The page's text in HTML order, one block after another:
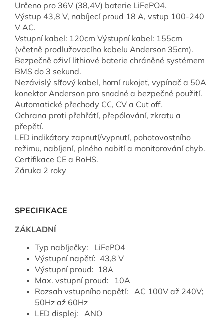
Určeno pro 36V (38,4V) baterie LiFePO4.
Výstup 43,8 V, nabíjecí proud 18 A, vstup 100-240
V AC.
Vstupní kabel: 120cm Výstupní kabel: 155cm
(včetně prodlužovacího kabelu Anderson 35cm).
Bezpečně oživí lithiové baterie chráněné systémem
BMS do 3 sekund.
Nezávislý síťový kabel, horní rukojeť, vypínač a 50A
konektor Anderson pro snadné a bezpečné použití.
Automatické přechody CC, CV a Cut off.
Ochrana proti přehřátí, přepólování, zkratu a
přepětí.
LED indikátory zapnutí/vypnutí, pohotovostního
režimu, nabíjení, plného nabití a monitorování chyb.
Certifikace CE a RoHS.
Záruka 2 roky
SPECIFIKACE
ZÁKLADNÍ
Typ nabíječky: LiFePO4
Výstupní napětí: 43,8 V
Výstupní proud: 18A
Max. vstupní proud: 10A
Rozsah vstupního napětí: AC 100V až 240V;
50Hz až 60Hz
LED displej: ANO